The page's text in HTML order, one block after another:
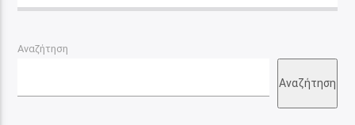
Αναζήτηση
Αναζήτηση